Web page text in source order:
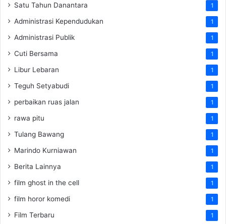
Satu Tahun Danantara 1
Administrasi Kependudukan 1
Administrasi Publik 1
Cuti Bersama 1
Libur Lebaran 1
Teguh Setyabudi 1
perbaikan ruas jalan 1
rawa pitu 1
Tulang Bawang 1
Marindo Kurniawan 1
Berita Lainnya 1
film ghost in the cell 1
film horor komedi 1
Film Terbaru 1